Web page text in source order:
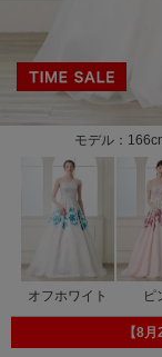
モデル：
オフホワイト ピ
【8